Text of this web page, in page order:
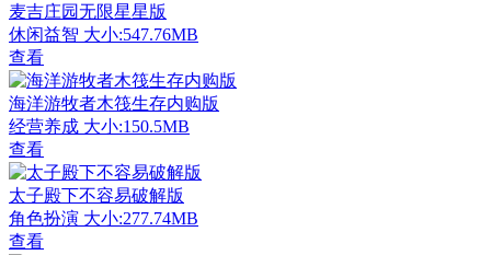
麦吉庄园无限星星版
休闲益智 大小:547.76MB
查看
海洋游牧者木筏生存内购版
经营养成 大小:150.5MB
查看
太子殿下不容易破解版
角色扮演 大小:277.74MB
查看